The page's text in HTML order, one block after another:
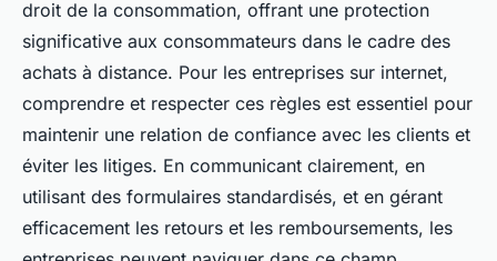
droit de la consommation, offrant une protection
significative aux consommateurs dans le cadre des
achats à distance. Pour les entreprises sur internet,
comprendre et respecter ces règles est essentiel pour
maintenir une relation de confiance avec les clients et
éviter les litiges. En communicant clairement, en
utilisant des formulaires standardisés, et en gérant
efficacement les retours et les remboursements, les